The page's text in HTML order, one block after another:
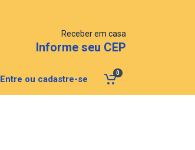
Receber em casa
Informe seu CEP
Entre ou cadastre-se
0